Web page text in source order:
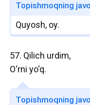
Topishmoqning
Quyosh, oy.
57. Qilich urdim,
O‘rni yo‘q.
Topishmoqning